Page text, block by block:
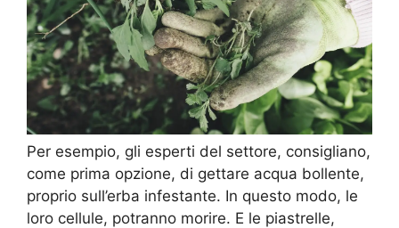
Per esempio, gli esperti del settore, consigliano,
come prima opzione, di gettare acqua bollente,
proprio sull’erba infestante. In questo modo, le
loro cellule, potranno morire. E le piastrelle,